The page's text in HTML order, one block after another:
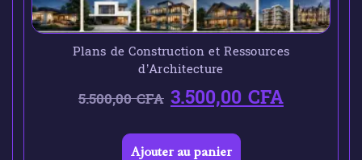
Plans de Construction et Ressources
d’Architecture
5.500,00CFA 3.500,00CFA
Ajouter au panier